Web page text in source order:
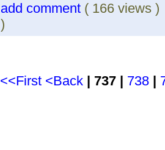
add comment ( 166
)
<<First <Back | 737 | 738|